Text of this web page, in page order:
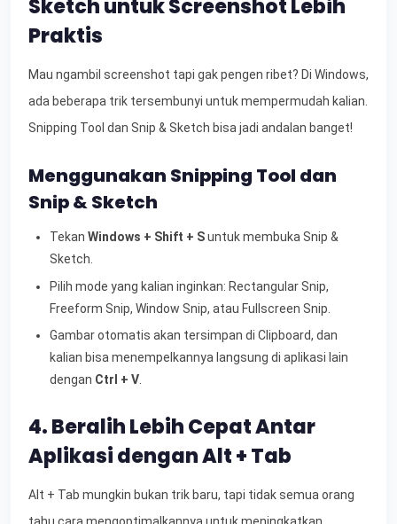
Sketch untuk Screenshot Lebih
Praktis
Mau ngambil screenshot tapi gak pengen ribet? Di Windows,
ada beberapa trik tersembunyi untuk mempermudah kalian.
Snipping Tool dan Snip & Sketch bisa jadi andalan banget!
Menggunakan Snipping Tool dan
Snip & Sketch
Tekan Windows + Shift + Suntuk membuka Snip &
Sketch.
Pilih mode yang kalian inginkan: Rectangular Snip,
Freeform Snip, Window Snip, atau Fullscreen Snip.
Gambar otomatis akan tersimpan di Clipboard, dan
kalian bisa menempelkannya langsung di aplikasi lain
dengan Ctrl + V.
4. Beralih Lebih Cepat Antar
Aplikasi dengan Alt + Tab
Alt + Tab mungkin bukan trik baru, tapi tidak semua orang